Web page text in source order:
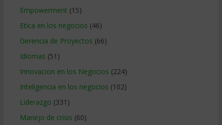
Empowerment (15)
Etica en los negocios (46)
Gerencia de Proyectos (66)
Idiomas (51)
Innovacion en los Negocios (224)
Inteligencia en los negocios (102)
Liderazgo (331)
Manejo de crisis (60)